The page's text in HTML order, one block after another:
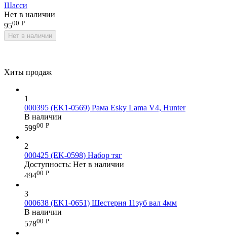
Шасси
Нет в наличии
9500 Р
Нет в наличии
Хиты продаж
1
000395 (EK1-0569) Рама Esky Lama V4, Hunter
В наличии
59900 Р
2
000425 (EK-0598) Набор тяг
Доступность: Нет в наличии
49400 Р
3
000638 (EK1-0651) Шестерня 11зуб вал 4мм
В наличии
57800 Р